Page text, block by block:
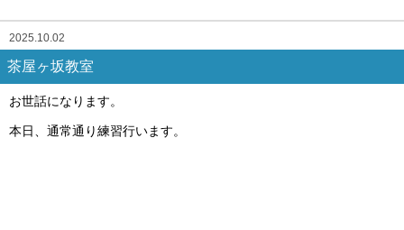
2025.10.02
茶屋ヶ坂教室
お世話になります。
本日、通常通り練習行います。